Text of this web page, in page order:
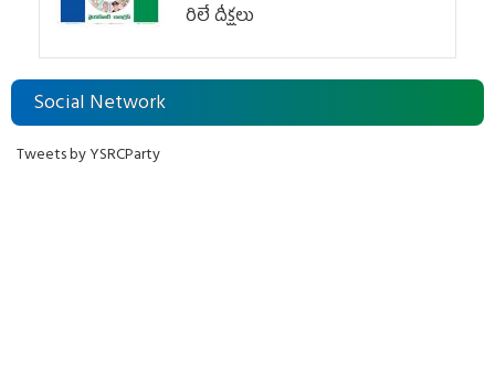
రిలే దీక్షలు
Social Network
Tweets by YSRCParty